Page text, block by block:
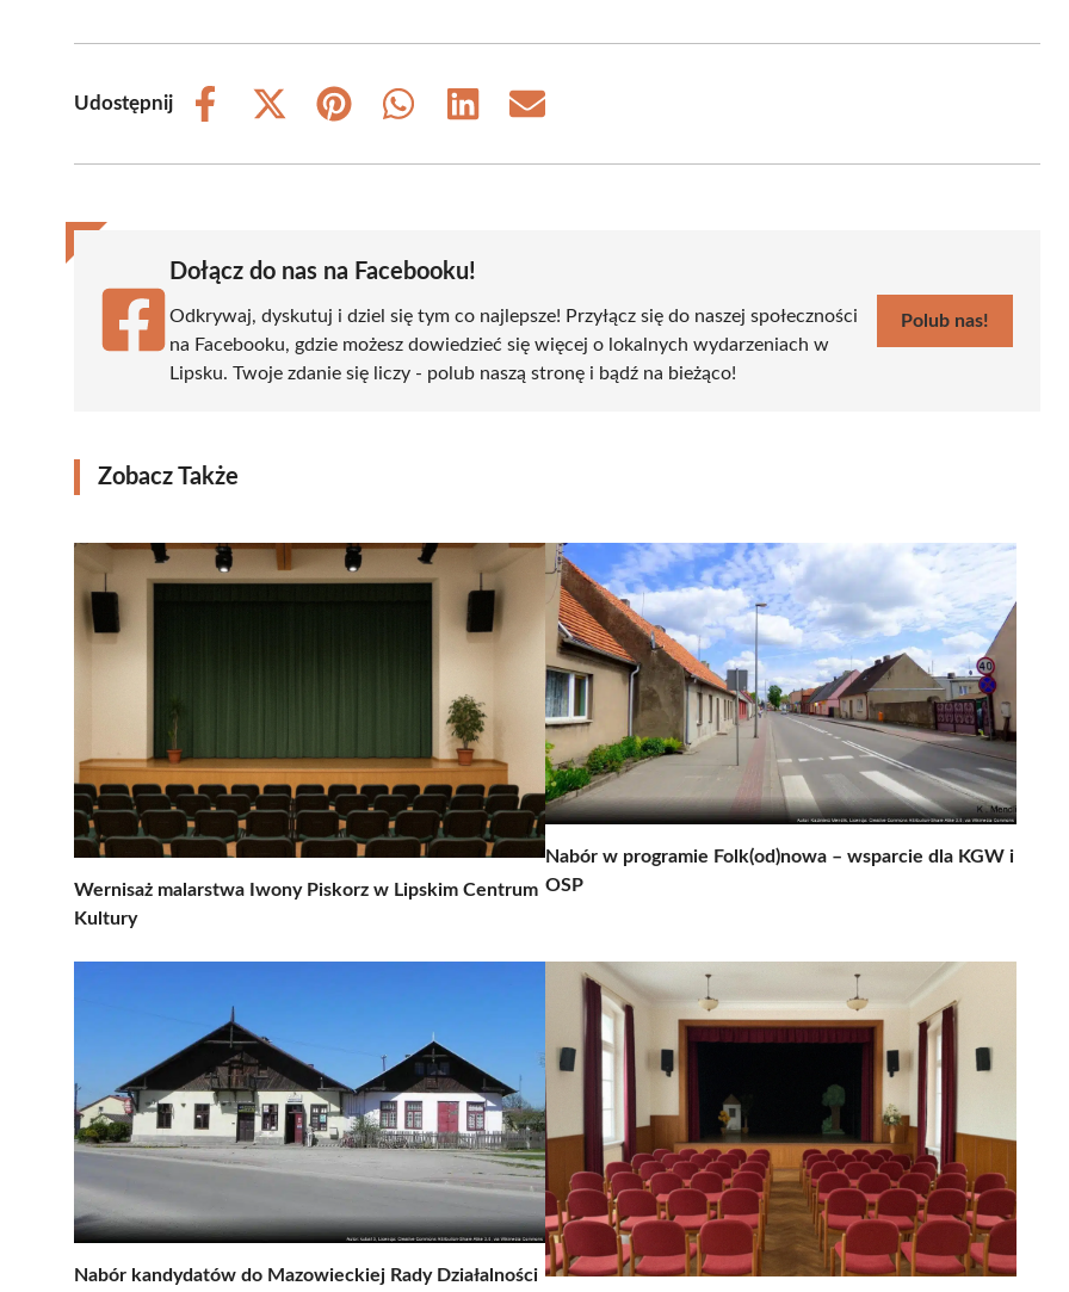
Udostępnij
Share
Share
(Twitter)
Share
Share
Share
Share
Dołącz do nas na Facebooku!
Odkrywaj, dyskutuj i dziel się tym co najlepsze! Przyłącz się do naszej społeczności
na Facebooku, gdzie możesz dowiedzieć się więcej o lokalnych wydarzeniach w
Lipsku. Twoje zdanie się liczy - polub naszą stronę i bądź na bieżąco!
Polub nas!
Zobacz Także
Wernisaż malarstwa Iwony Piskorz w Lipskim Centrum
Kultury
Nabór w programie Folk(od)nowa – wsparcie dla KGW i
OSP
Nabór kandydatów do Mazowieckiej Rady Działalności